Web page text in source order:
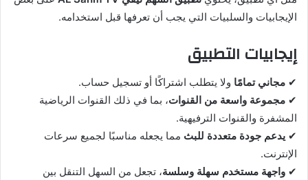
الإيجابيات والسلبيات التي يجب أن تعرفها قبل استخدامه.
إيجابيات التطبيق
✔ مجاني تمامًا ولا يتطلب اشتراكًا أو تسجيل حساب.
✔ مجموعة واسعة من القنوات، بما في ذلك القنوات الرياضية
المشفرة والقنوات الترفيهية.
✔ يدعم جودة متعددة للبث مما يجعله مناسبًا لجميع سرعات
الإنترنت.
✔ واجهة مستخدم سهلة وسلسة، تجعل من السهل التنقل بين